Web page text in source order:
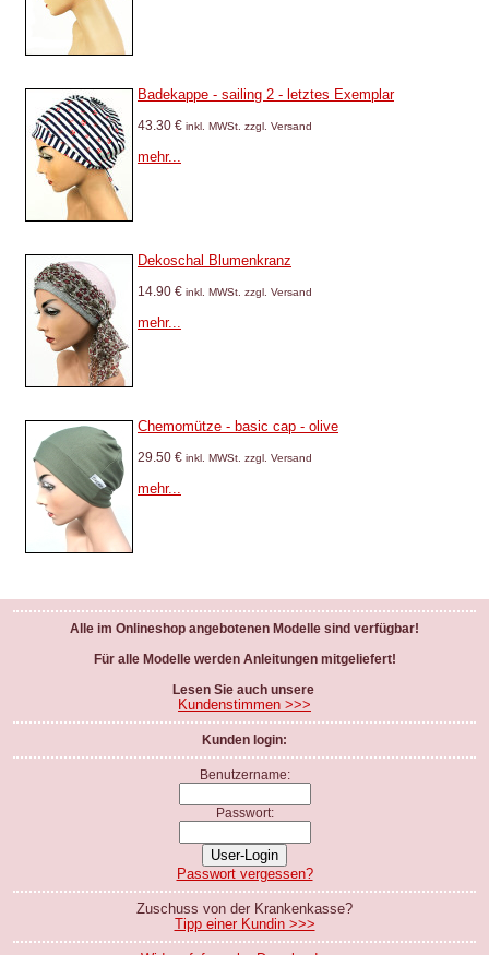
Badekappe - sailing 2 - letztes Exemplar
43.30 € inkl. MWSt. zzgl. Versand
mehr...
Dekoschal Blumenkranz
14.90 € inkl. MWSt. zzgl. Versand
mehr...
Chemomütze - basic cap - olive
29.50 € inkl. MWSt. zzgl. Versand
mehr...
Alle im Onlineshop angebotenen Modelle sind verfügbar!
Für alle Modelle werden Anleitungen mitgeliefert!
Lesen Sie auch unsere
Kundenstimmen >>>
Kunden login:
Benutzername:
Passwort:
Passwort vergessen?
Zuschuss von der Krankenkasse?
Tipp einer Kundin >>>